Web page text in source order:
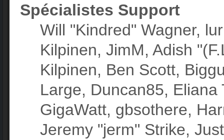
Spécialistes Support
Will "Kindred" Wagner,
Kilpinen, JimM, Adish
Kilpinen, Ben Scott,
Large, Duncan85,
GigaWatt, gbsothere,
Jeremy "jerm" Strike,